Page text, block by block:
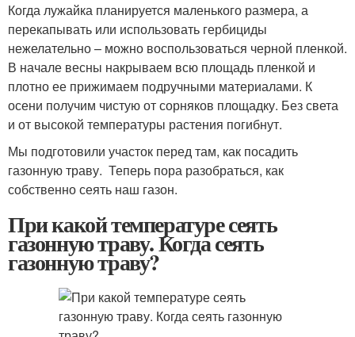
Когда лужайка планируется маленького размера, а
перекапывать или использовать гербициды
нежелательно – можно воспользоваться черной пленкой.
В начале весны накрываем всю площадь пленкой и
плотно ее прижимаем подручными материалами. К
осени получим чистую от сорняков площадку. Без света
и от высокой температуры растения погибнут.
Мы подготовили участок перед там, как посадить
газонную траву. Теперь пора разобраться, как
собственно сеять наш газон.
При какой температуре сеять
газонную траву. Когда сеять
газонную траву?